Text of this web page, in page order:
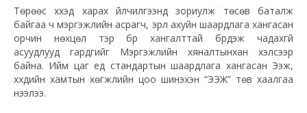
Төрөөс хүүхэд харах үйлчилгээнд зориулж төсөв баталж
байгаа ч мэргэжлийн асрагч, эрүүл ахуйн шаардлага хангасан
орчин нөхцөл тэр бүр хангалттай бүрдэж чадахгүй
асуудлууд гардгийг Мэргэжлийн хяналтынхан хэлсээр
байна. Ийм цаг үед стандартын шаардлага хангасан Ээж,
хүүхдийн хамтын хөгжлийн цоо шинэхэн “ЭЭЖ” төв хаалгаа
нээлээ.